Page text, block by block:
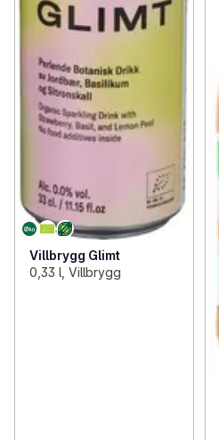
Villbrygg Glimt
0,33 l, Villbrygg